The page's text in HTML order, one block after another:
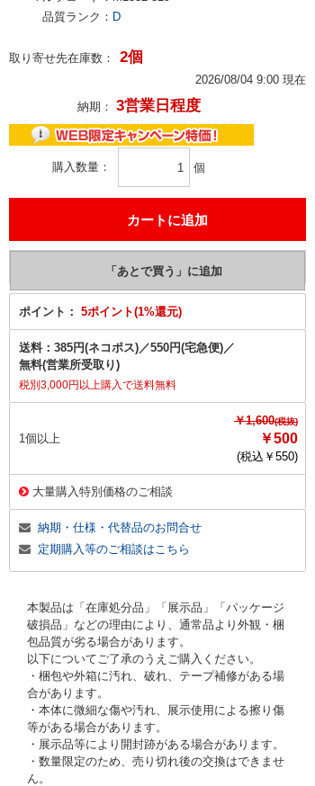
品質ランク： D
取り寄せ先在庫数： 2個
2026/08/04 9:00 現在
納期： 3営業日程度
購入数量 個
ポイント： 5ポイント(1%還元)
送料： 385円(ネコポス)／550円(宅急便)／
無料(営業所受取り)
税別3,000円以上購入で送料無料
1個以上
￥1,600(税抜)
￥500
(税込￥ 550)
大量購入特別価格のご相談
納期・仕様・代替品のお問合せ
定期購入等のご相談はこちら
本製品は「在庫処分品」「展示品」「パッケージ
破損品」などの理由により、通常品より外観・梱
包品質が劣る場合があります。
以下についてご了承のうえご購入ください。
・梱包や外箱に汚れ、破れ、テープ補修がある場
合があります。
・本体に微細な傷や汚れ、展示使用による擦り傷
等がある場合があります。
・展示品等により開封跡がある場合があります。
・数量限定のため、売り切れ後の交換はできませ
ん。